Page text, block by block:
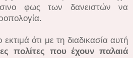
φως των δανειστών να
εκτιμά ότι με τη διαδικασία αυτή
πολίτες που έχουν παλαιά